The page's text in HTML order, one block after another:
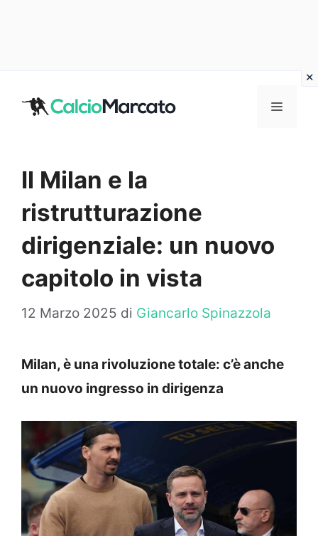
MENU
Il Milan e la
ristrutturazione
dirigenziale: un nuovo
capitolo in vista
12 Marzo 2025 di Giancarlo Spinazzola
Milan, è una rivoluzione totale: c’è anche
un nuovo ingresso in dirigenza